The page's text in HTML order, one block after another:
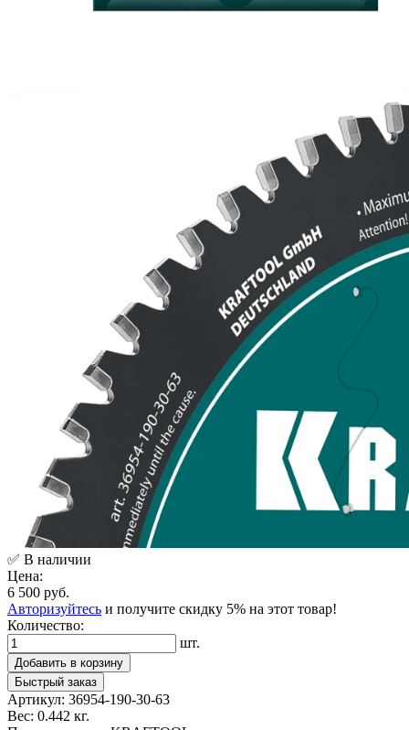
✅ В наличии
Цена:
6 500 руб.
Авторизуйтесь и получите скидку 5% на этот товар!
Количество:
шт.
Добавить в корзину
Быстрый заказ
Артикул: 36954-190-30-63
Вес: 0.442 кг.